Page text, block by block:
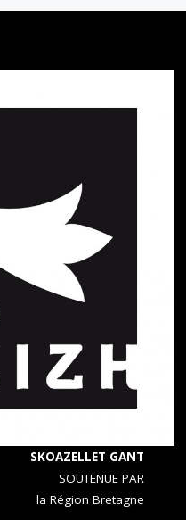
SKOAZELLET GANT
SOUTENUE PAR
la Région Bretagne